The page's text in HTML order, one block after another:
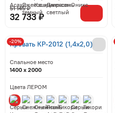
32 733 ₽
51 145 ₽
Кровать КР-2012 (1,4x2,0)
Спальное место
1400 x 2000
Цвета ЛЕРОМ
-20%